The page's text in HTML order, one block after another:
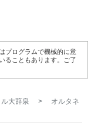
プログラムで機械的に意
ることもあります。ご了
大辞泉 >
オルタネ